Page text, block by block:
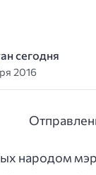
сегодня
2016
народом